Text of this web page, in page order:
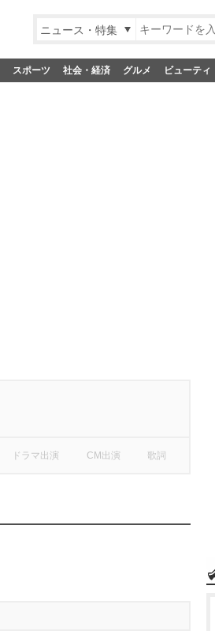
ニュース・特集
スポーツ 社会・経済 グルメ ビューティ
ドラマ出演 CM出演 歌詞